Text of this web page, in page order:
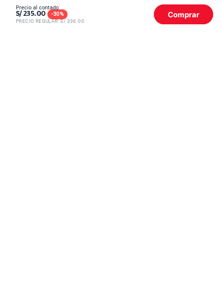
Precio al contado
S/235.00 -30%
PRECIO REGULAR: S/ 336.00
Comprar